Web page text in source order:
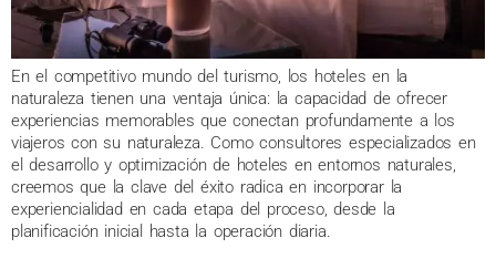
En el competitivo mundo del turismo, los hoteles en la
naturaleza tienen una ventaja única: la capacidad de ofrecer
experiencias memorables que conectan profundamente a los
viajeros con su naturaleza. Como consultores especializados en
el desarrollo y optimización de hoteles en entornos naturales,
creemos que la clave del éxito radica en incorporar la
experiencialidad en cada etapa del proceso, desde la
planificación inicial hasta la operación diaria.